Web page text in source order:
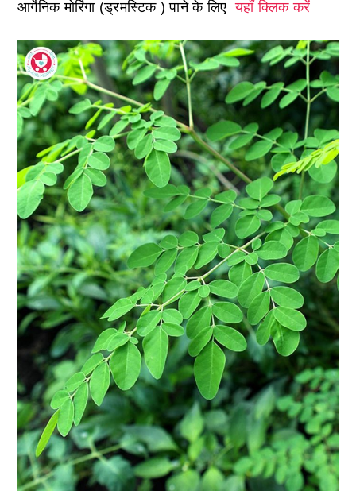
आर्गेनिक मोरिंगा (ड्रमस्टिक ) पाने के लिएयहाँ क्लिक करें